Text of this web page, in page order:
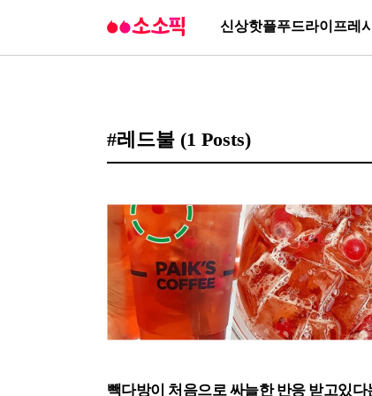
신상핫플푸드라이프레
#레드불 (1 Posts)
빽다방이 처음으로 싸늘한 반응 받고있다